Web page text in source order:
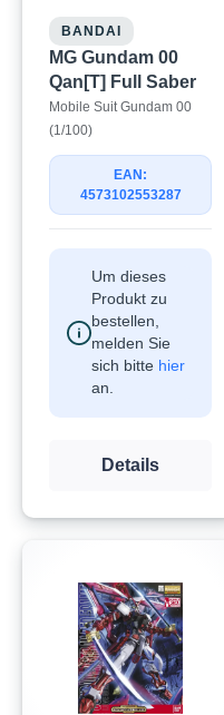
BANDAI
MG Gundam 00
Qan[T] Full Saber
Mobile Suit Gundam 00
(1/100)
EAN:
4573102553287
Um dieses
Produkt zu
bestellen,
melden Sie
sich bitte hier
an.
Details